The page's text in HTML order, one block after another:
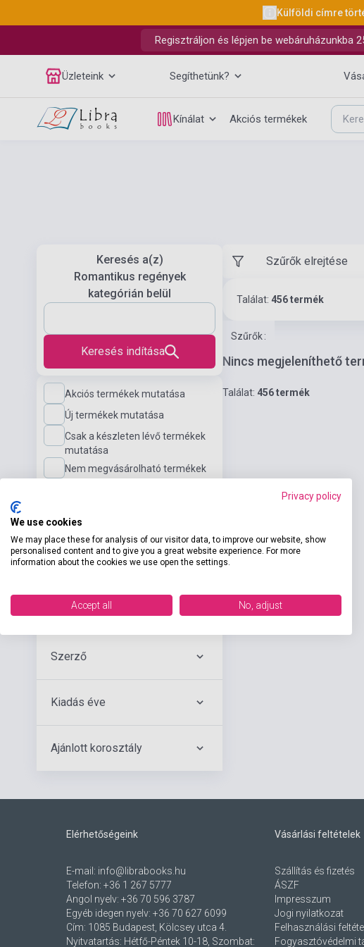
Külföldi címre
Regisztráljon és lépjen be webáruházunkba
Üzleteink Segíthetünk?
Kínálat Akciós termékek
Keresés a(z)
Romantikus regények
kategórián belül
Keresés indítása
Akciós termékek mutatása
Új termékek mutatása
Csak a készleten lévő termékek
mutatása
Nem megvásárolható termékek
Nyelv
Nyelvi szint
Kiadó
Szerző
Kiadás éve
Ajánlott korosztály
Szűrők elrejtése
Találat: 456 termék
Szűrők:
Nincs megjeleníthető
Találat: 456 termék
Elérhetőségeink
E-mail: info@librabooks.hu
Telefon: +36 1 267 5777
Angol nyelv: +36 70 596 3787
Egyéb idegen nyelv: +36 70 627 6099
Cím: 1085 Budapest, Kölcsey utca 4.
Nyitvatartás: Hétfő-Péntek 10-18, Szombat:
Vásárlási feltételek
Szállítás és fizetés
ÁSZF
Impresszum
Jogi nyilatkozat
Felhasználási
Fogyasztóvédelmi
Privacy policy
We use cookies
We may place these for analysis of our visitor data, to improve our website, show
personalised content and to give you a great website experience. For more
information about the cookies we use open the settings.
Accept all No, adjust